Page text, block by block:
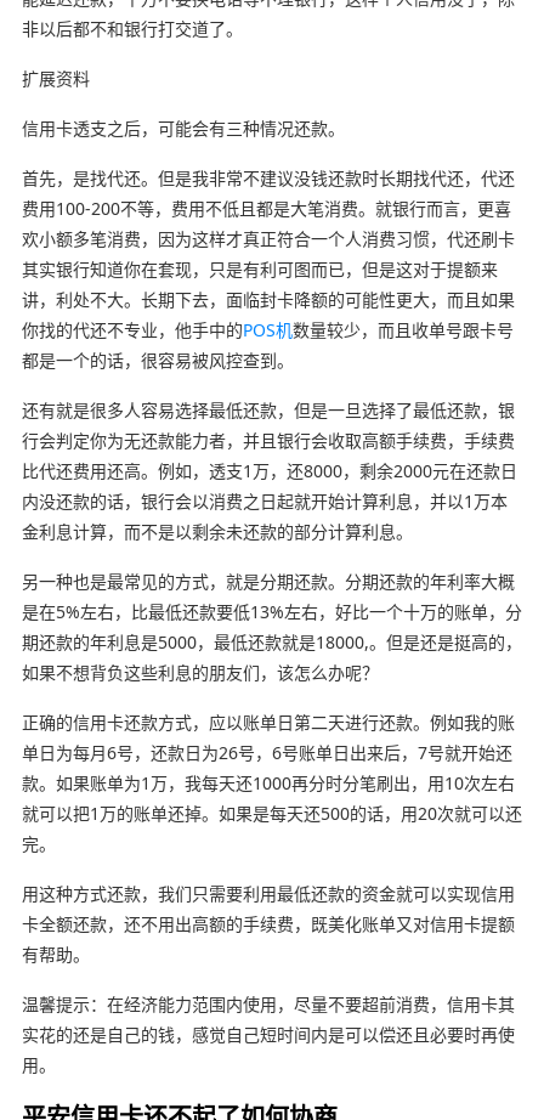
非以后都不和银行打交道了。
扩展资料
信用卡透支之后，可能会有三种情况还款。
首先，是找代还。但是我非常不建议没钱还款时长期找代还，代还
费用100-200不等，费用不低且都是大笔消费。就银行而言，更喜
欢小额多笔消费，因为这样才真正符合一个人消费习惯，代还刷卡
其实银行知道你在套现，只是有利可图而已，但是这对于提额来
讲，利处不大。长期下去，面临封卡降额的可能性更大，而且如果
你找的代还不专业，他手中的POS机数量较少，而且收单号跟卡号
都是一个的话，很容易被风控查到。
还有就是很多人容易选择最低还款，但是一旦选择了最低还款，银
行会判定你为无还款能力者，并且银行会收取高额手续费，手续费
比代还费用还高。例如，透支1万，还8000，剩余2000元在还款日
内没还款的话，银行会以消费之日起就开始计算利息，并以1万本
金利息计算，而不是以剩余未还款的部分计算利息。
另一种也是最常见的方式，就是分期还款。分期还款的年利率大概
是在5%左右，比最低还款要低13%左右，好比一个十万的账单，分
期还款的年利息是5000，最低还款就是18000,。但是还是挺高的，
如果不想背负这些利息的朋友们，该怎么办呢？
正确的信用卡还款方式，应以账单日第二天进行还款。例如我的账
单日为每月6号，还款日为26号，6号账单日出来后，7号就开始还
款。如果账单为1万，我每天还1000再分时分笔刷出，用10次左右
就可以把1万的账单还掉。如果是每天还500的话，用20次就可以还
完。
用这种方式还款，我们只需要利用最低还款的资金就可以实现信用
卡全额还款，还不用出高额的手续费，既美化账单又对信用卡提额
有帮助。
温馨提示：在经济能力范围内使用，尽量不要超前消费，信用卡其
实花的还是自己的钱，感觉自己短时间内是可以偿还且必要时再使
用。